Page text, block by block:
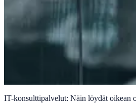
IT-konsultointia Manchesterissa
IT-konsulttipalvelut: Näin löydät oikean